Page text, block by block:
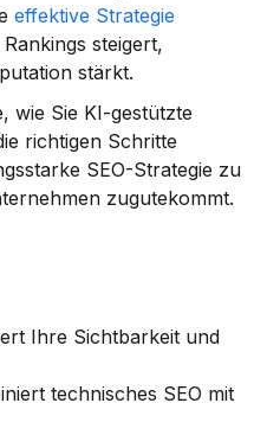
effektive Strategie
steigert,
stärkt.
wie Sie KI-gestützte
richtigen Schritte
SEO-Strategie zu
zugutekommt.
Ihre Sichtbarkeit und
technisches SEO mit